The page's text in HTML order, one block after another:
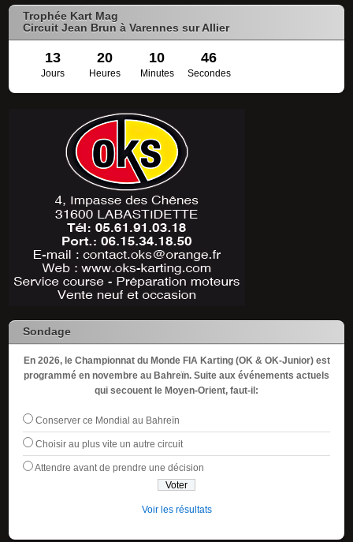
Trophée Kart Mag
Circuit Jean Brun à Varennes sur Allier
13 20 10 46
Jours Heures Minutes Secondes
Sondage
En 2026, le Championnat du Monde FIA Karting (OK & OK-Junior) est
programmé en novembre au Bahreïn. Suite aux événements actuels
qui secouent le Moyen-Orient, faut-il:
Conserver ce Mondial au Bahreïn
Choisir au plus vite un autre circuit
Attendre avant de prendre une décision
Voir les résultats